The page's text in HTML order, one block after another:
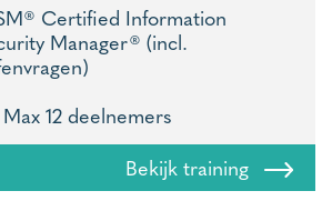
Certified Information
Manager® (incl.
Max 12 deelnemers
Bekijk training